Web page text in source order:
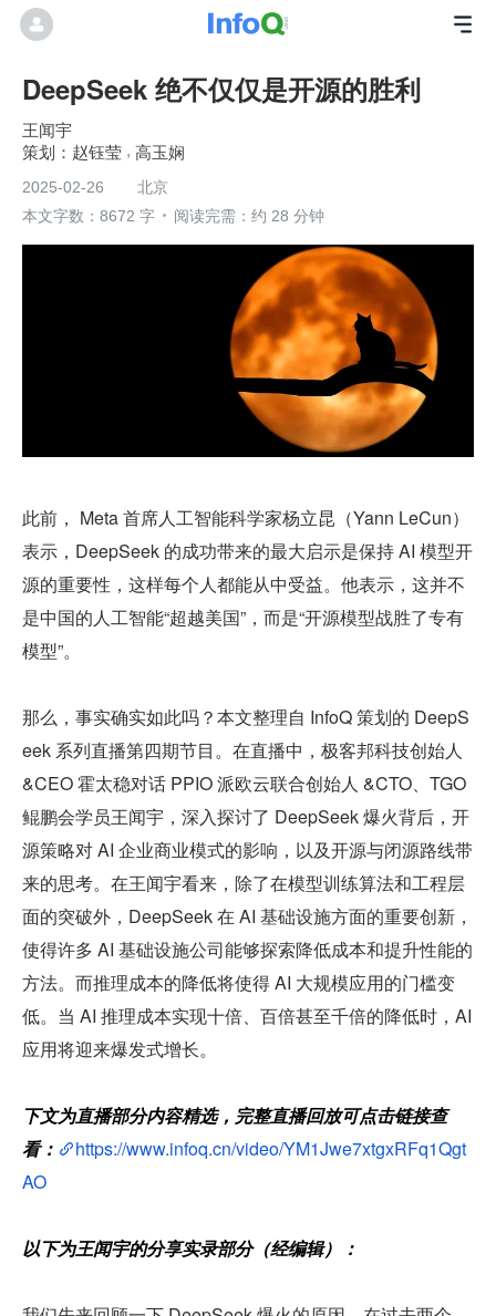
DeepSeek 绝不仅仅是开源的胜利
王闻宇
赵钰莹
高玉娴
2025-02-26
北京
本文字数：8672 字
阅读完需：约 28 分钟
此前， Meta 首席人工智能科学家杨立昆（Yann LeCun）
表示，DeepSeek 的成功带来的最大启示是保持 AI 模型开
源的重要性，这样每个人都能从中受益。他表示，这并不
是中国的人工智能“超越美国”，而是“开源模型战胜了专有
模型”。
那么，事实确实如此吗？本文整理自 InfoQ 策划的 DeepS
eek 系列直播第四期节目。在直播中，极客邦科技创始人
&CEO 霍太稳对话 PPIO 派欧云联合创始人 &CTO、TGO
鲲鹏会学员王闻宇，深入探讨了 DeepSeek 爆火背后，开
源策略对 AI 企业商业模式的影响，以及开源与闭源路线带
来的思考。在王闻宇看来，除了在模型训练算法和工程层
面的突破外，DeepSeek 在 AI 基础设施方面的重要创新，
使得许多 AI 基础设施公司能够探索降低成本和提升性能的
方法。而推理成本的降低将使得 AI 大规模应用的门槛变
低。当 AI 推理成本实现十倍、百倍甚至千倍的降低时，AI
应用将迎来爆发式增长。
下文为直播部分内容精选，完整直播回放可点击链接查
看：
https://www.infoq.cn/video/YM1Jwe7xtgxRFq1Qgt
AO
以下为王闻宇的分享实录部分（经编辑）：